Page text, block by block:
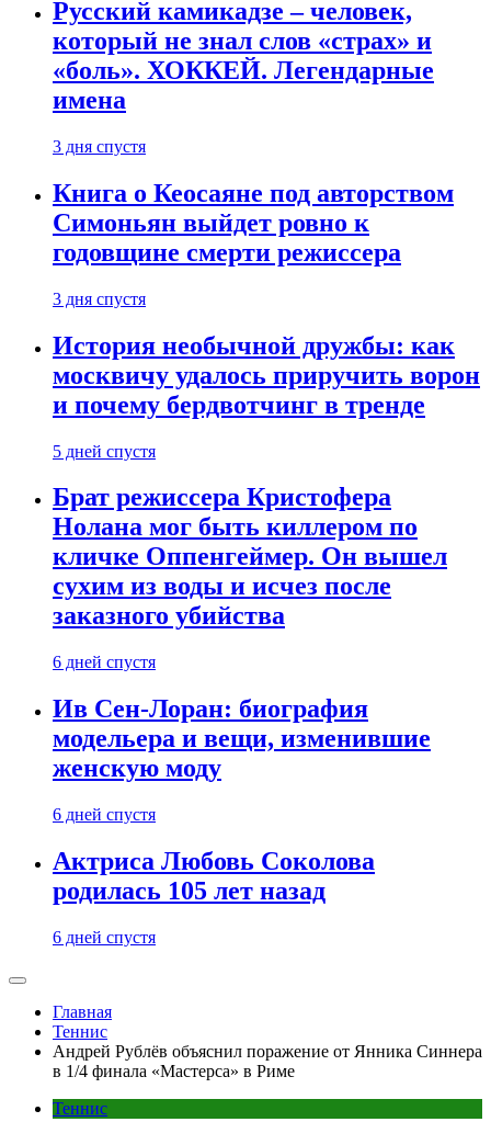
Русский камикадзе – человек,
который не знал слов «страх» и
«боль». ХОККЕЙ. Легендарные
имена
3 дня спустя
Книга о Кеосаяне под авторством
Симоньян выйдет ровно к
годовщине смерти режиссера
3 дня спустя
История необычной дружбы: как
москвичу удалось приручить ворон
и почему бердвотчинг в тренде
5 дней спустя
Брат режиссера Кристофера
Нолана мог быть киллером по
кличке Оппенгеймер. Он вышел
сухим из воды и исчез после
заказного убийства
6 дней спустя
Ив Сен-Лоран: биография
модельера и вещи, изменившие
женскую моду
6 дней спустя
Актриса Любовь Соколова
родилась 105 лет назад
6 дней спустя
Главная
Теннис
Андрей Рублёв объяснил поражение от Янника Синнера
в 1/4 финала «Мастерса» в Риме
Теннис